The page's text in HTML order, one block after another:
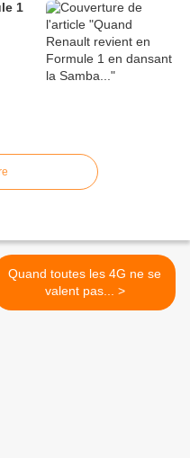
1
Quand toutes les 4G ne se
valent pas... >